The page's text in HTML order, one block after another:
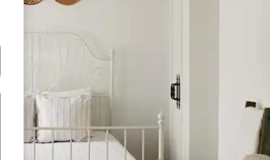
och nedåtpilarna eller utforska genom att trycka eller